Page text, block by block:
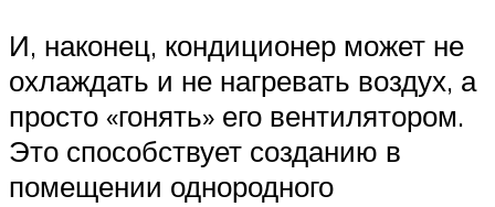
И, наконец, кондиционер может не
охлаждать и не нагревать воздух, а
просто «гонять» его вентилятором.
Это способствует созданию в
помещении однородного